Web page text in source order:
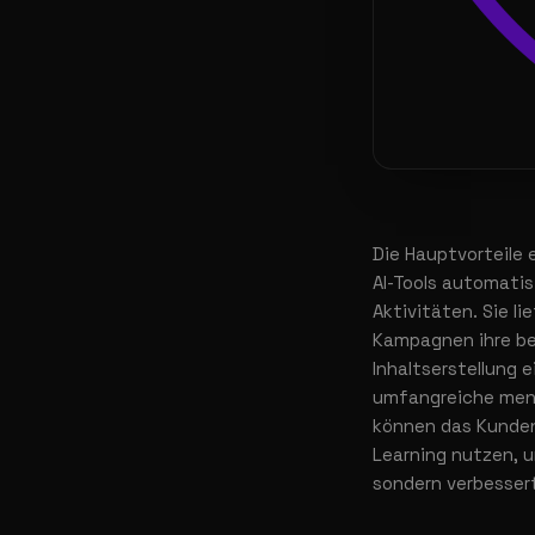
Die Hauptvorteile
AI-Tools
Aktivitäten. Sie
Kampagnen ihre
Inhaltserstellung
umfangreiche
können das
Learning nutzen,
sondern